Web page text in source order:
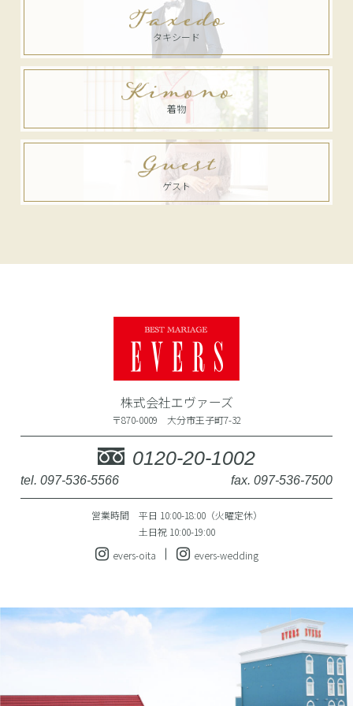
タキシード
着物
ゲスト
株式会社エヴァーズ
〒870-0009 大分市王子町7-32
0120-20-1002
tel. 097-536-5566 fax. 097-536-7500
営業時間 平日 10:00-18:00（火曜定休）
土日祝 10:00-19:00
evers-oita
evers-wedding